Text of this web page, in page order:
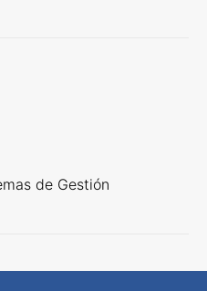
de Gestión